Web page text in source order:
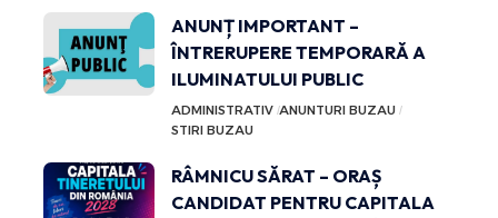
ANUNȚ IMPORTANT –
ÎNTRERUPERE TEMPORARĂ A
ILUMINATULUI PUBLIC
ADMINISTRATIV ANUNTURI BUZAU
STIRI BUZAU
RÂMNICU SĂRAT – ORAȘ
CANDIDAT PENTRU CAPITALA